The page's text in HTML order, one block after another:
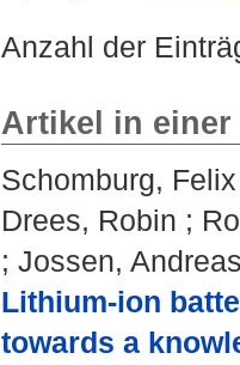
Anzahl der
Artikel in
Schomburg, Felix
Drees, Robin ;
; Jossen,
Lithium-ion
towards a